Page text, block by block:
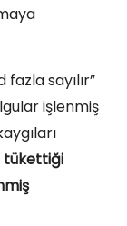
sayılır”
işlenmiş
tükettiği